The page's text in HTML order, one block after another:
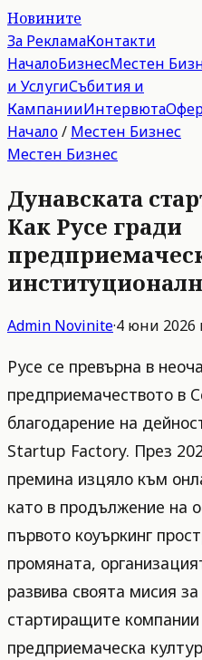
Новините
За РекламаКонтакти
НачалоБизнесМестен
и УслугиСъбития и
КампанииИнтервюта
Начало/ Местен Бизнес
Местен Бизнес
Дунавската
Как Русе гради
Admin Novinite·4 юни 2026
Русе се превърна в
предприемачеството в
благодарение на
Startup Factory. През
премина изцяло към
като в продължение на
първото коуъркинг
промяната,
развива своята мисия
стартиращите
предприемаческа